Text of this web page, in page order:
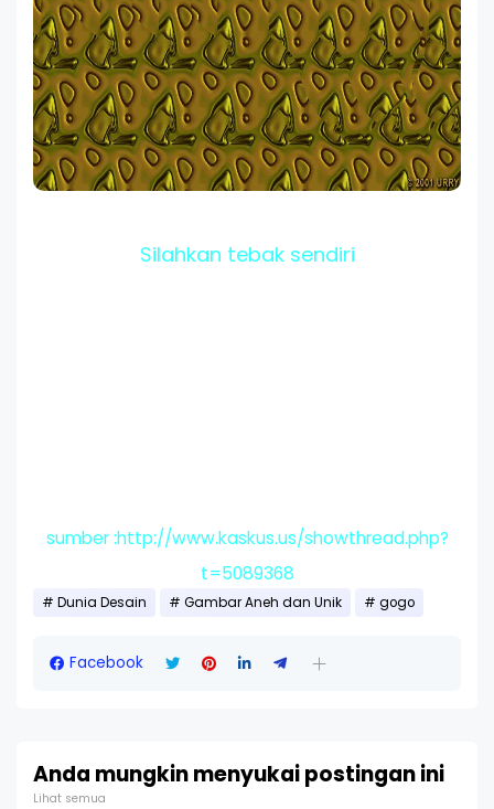
Silahkan tebak sendiri
sumber :http://www.kaskus.us/showthread.php?
t=5089368
Dunia Desain Gambar Aneh dan Unik gogo
Facebook
Anda mungkin menyukai postingan ini
Lihat semua